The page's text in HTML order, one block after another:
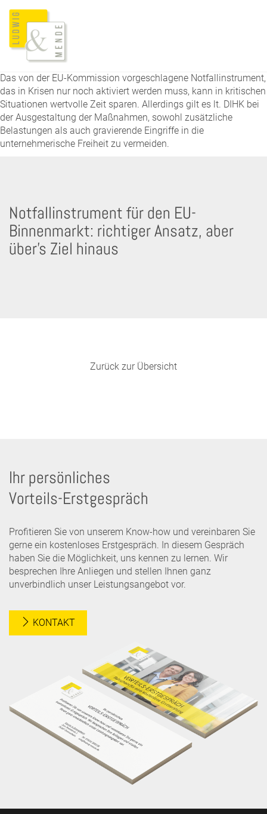
Das von der EU-Kommission vorgeschlagene Notfallinstrument,
das in Krisen nur noch aktiviert werden muss, kann in kritischen
Situationen wertvolle Zeit sparen. Allerdings gilt es lt. DIHK bei
der Ausgestaltung der Maßnahmen, sowohl zusätzliche
Belastungen als auch gravierende Eingriffe in die
unternehmerische Freiheit zu vermeiden.
Notfallinstrument für den EU-
Binnenmarkt: richtiger Ansatz, aber
über’s Ziel hinaus
Zurück zur Übersicht
Ihr persönliches
Vorteils-Erstgespräch
Profitieren Sie von unserem Know-how und vereinbaren Sie
gerne ein kostenloses Erstgespräch. In diesem Gespräch
haben Sie die Möglichkeit, uns kennen zu lernen. Wir
besprechen Ihre Anliegen und stellen Ihnen ganz
unverbindlich unser Leistungsangebot vor.
KONTAKT